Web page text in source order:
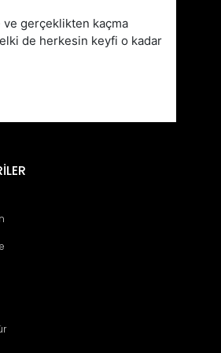
ve gerçeklikten kaçma
de herkesin keyfi o kadar